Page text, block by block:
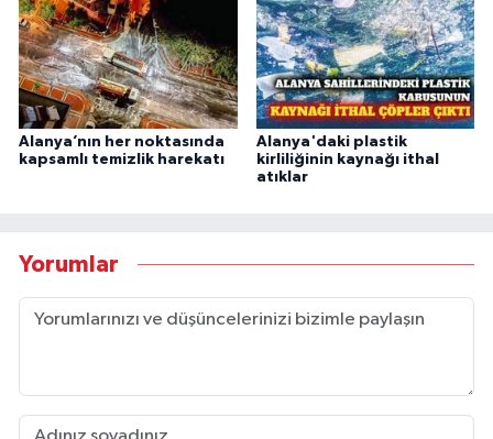
Alanya’nın her noktasında
kapsamlı temizlik harekatı
Alanya'daki plastik
kirliliğinin kaynağı ithal
atıklar
Yorumlar